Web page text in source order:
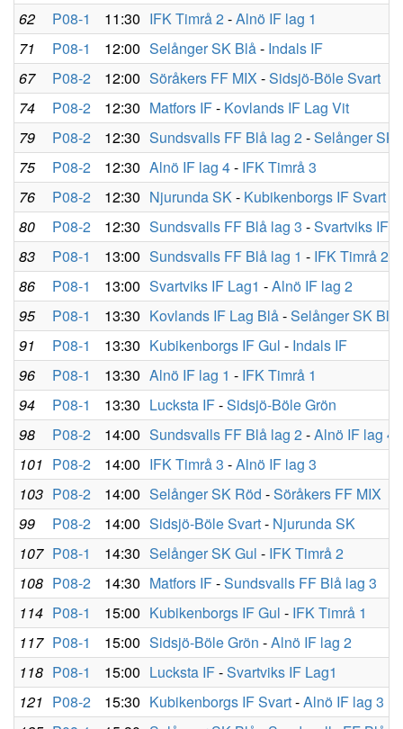
62
P08-1 11:30 IFK Timrå 2-Alnö IF lag 1
71
P08-1 12:00 Selånger SK Blå- Indals IF
67
P08-2 12:00 Söråkers FF MIX -Sidsjö-Böle Svart
74
P08-2 12:30 Matfors IF- Kovlands IF Lag Vit
79
P08-2 12:30 Sundsvalls FF Blå lag 2-Selånger SK
75
P08-2 12:30 Alnö IF lag 4- IFK Timrå 3
76
P08-2 12:30 Njurunda SK- Kubikenborgs IF Svart
80
P08-2 12:30 Sundsvalls FF Blå lag 3 -Svartviks IF
83
P08-1 13:00 Sundsvalls FF Blå lag 1 - IFK Timrå 2
86
P08-1 13:00 Svartviks IF Lag1 -Alnö IF lag 2
95
P08-1 13:30 Kovlands IF Lag Blå-Selånger SK Blå
91
P08-1 13:30 Kubikenborgs IF Gul - Indals IF
96
P08-1 13:30 Alnö IF lag 1 - IFK Timrå 1
94
P08-1 13:30 Lucksta IF-Sidsjö-Böle Grön
98
P08-2 14:00 Sundsvalls FF Blå lag 2-Alnö IF lag 4
101 P08-2 14:00 IFK Timrå 3 -Alnö IF lag 3
103 P08-2 14:00 Selånger SK Röd -Söråkers FF MIX
99
P08-2 14:00 Sidsjö-Böle Svart- Njurunda SK
107 P08-1 14:30 Selånger SK Gul - IFK Timrå 2
108 P08-2 14:30 Matfors IF-Sundsvalls FF Blå lag 3
114 P08-1 15:00 Kubikenborgs IF Gul - IFK Timrå 1
117 P08-1 15:00 Sidsjö-Böle Grön -Alnö IF lag 2
118 P08-1 15:00 Lucksta IF-Svartviks IF Lag1
121 P08-2 15:30 Kubikenborgs IF Svart-Alnö IF lag 3